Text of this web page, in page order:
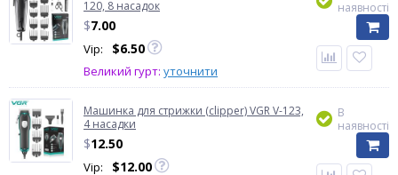
120, 8 насадок
$7.00
Vip: $6.50
Великий гурт: уточнити
наявності
Машинка для стрижки (clipper) VGR V-123,
4 насадки
$12.50
Vip: $12.00
В
наявності